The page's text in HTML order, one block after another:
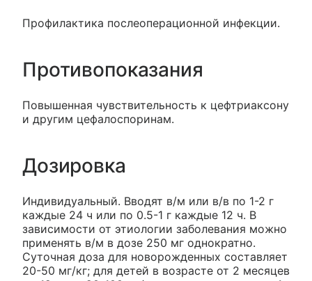
Профилактика послеоперационной инфекции.
Противопоказания
Повышенная чувствительность к цефтриаксону
и другим цефалоспоринам.
Дозировка
Индивидуальный. Вводят в/м или в/в по 1-2 г
каждые 24 ч или по 0.5-1 г каждые 12 ч. В
зависимости от этиологии заболевания можно
применять в/м в дозе 250 мг однократно.
Суточная доза для новорожденных составляет
20-50 мг/кг; для детей в возрасте от 2 месяцев